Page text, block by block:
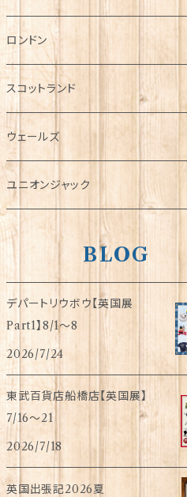
チャーム
犬グッズ
傘
指貫(シンブル)
ロンドン
スコットランド
ウェールズ
ユニオンジャック
BLOG
デパートリウボウ【英国展
Part1】8/1〜8
2026/7/24
東武百貨店船橋店【英国展】
7/16～21
2026/7/18
英国出張記2026夏